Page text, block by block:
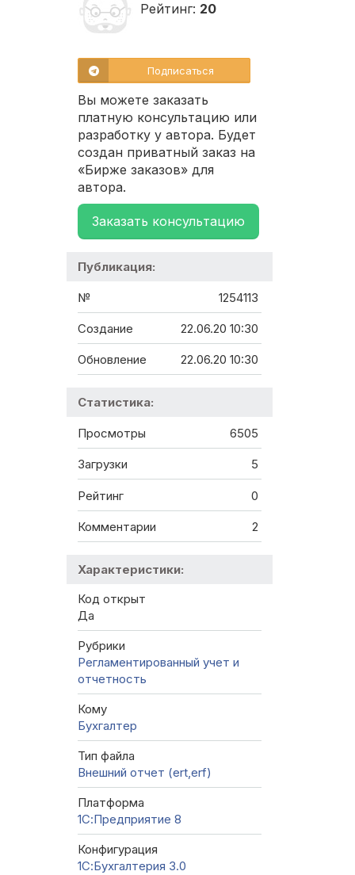
Рейтинг: 20
Подписаться
Вы можете заказать
платную консультацию или
разработку у автора. Будет
создан приватный заказ на
«Бирже заказов» для
автора.
Заказать консультацию
Публикация:
№ 1254113
Создание 22.06.20 10:30
Обновление 22.06.20 10:30
Статистика:
Просмотры 6505
Загрузки 5
Рейтинг 0
Комментарии 2
Характеристики:
Код открыт
Да
Рубрики
Регламентированный учет и
отчетность
Кому
Бухгалтер
Тип файла
Внешний отчет (ert,erf)
Платформа
1С:Предприятие 8
Конфигурация
1С:Бухгалтерия 3.0